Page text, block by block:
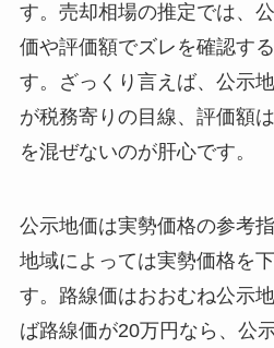
す。売却相場の推定では、
価や評価額でズレを確認す
す。ざっくり言えば、公示
が税務寄りの目線、評価額
を混ぜないのが肝心です。
公示地価は実勢価格の参考
地域によっては実勢価格を
す。路線価はおおむね公示
ば路線価が20万円なら、公